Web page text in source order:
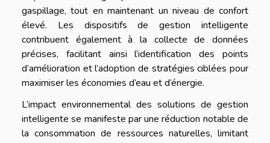
gaspillage, tout en maintenant un niveau de confort
élevé. Les dispositifs de gestion intelligente
contribuent également à la collecte de données
précises, facilitant ainsi l’identification des points
d’amélioration et l’adoption de stratégies ciblées pour
maximiser les économies d’eau et d’énergie.
L’impact environnemental des solutions de gestion
intelligente se manifeste par une réduction notable de
la consommation de ressources naturelles, limitant